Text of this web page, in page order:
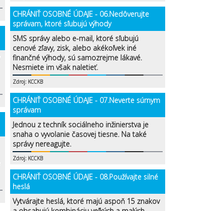
CHRÁNIŤ OSOBNÉ ÚDAJE - 06.Nedôverujte
správam, ktoré sľubujú výhody
SMS správy alebo e-mail, ktoré sľubujú
cenové zľavy, zisk, alebo akékoľvek iné
finančné výhody, sú samozrejme lákavé.
Nesmiete im však naletieť.
Zdroj: KCCKB
CHRÁNIŤ OSOBNÉ ÚDAJE - 07.Neverte súrnym
správam
Jednou z techník sociálneho inžinierstva je
snaha o vyvolanie časovej tiesne. Na také
správy nereagujte.
Zdroj: KCCKB
CHRÁNIŤ OSOBNÉ ÚDAJE - 08.Používajte silné
heslá
Vytvárajte heslá, ktoré majú aspoň 15 znakov